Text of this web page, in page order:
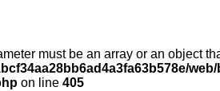
must be an array or an object
on line 405